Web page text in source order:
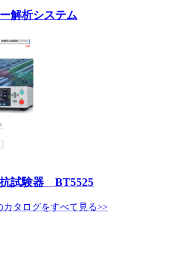
解析システム
試験器 BT5525
カタログをすべて見る>>